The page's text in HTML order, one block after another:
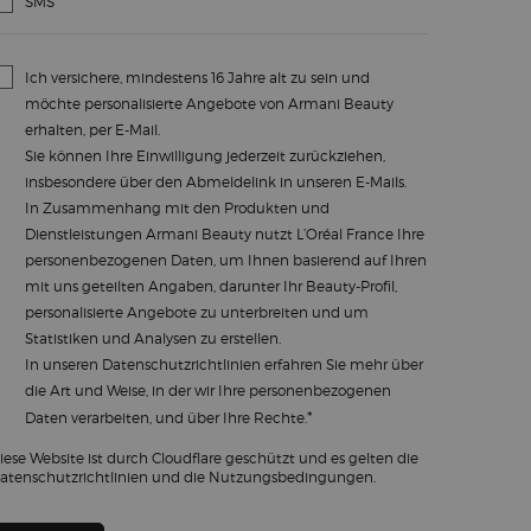
Ich versichere, mindestens 16 Jahre alt zu sein und
möchte personalisierte Angebote von Armani Beauty
erhalten, per E-Mail.
Sie können Ihre Einwilligung jederzeit zurückziehen,
insbesondere über den Abmeldelink in unseren E-Mails.
In Zusammenhang mit den Produkten und
Dienstleistungen Armani Beauty nutzt L’Oréal France Ihre
personenbezogenen Daten, um Ihnen basierend auf Ihren
mit uns geteilten Angaben, darunter Ihr Beauty-Profil,
personalisierte Angebote zu unterbreiten und um
Statistiken und Analysen zu erstellen.
In unseren Datenschutzrichtlinien erfahren Sie mehr über
die Art und Weise, in der wir Ihre personenbezogenen
Daten verarbeiten, und über Ihre Rechte.*
Website ist durch Cloudflare geschützt und es gelten die
und die Nutzungsbedingungen.